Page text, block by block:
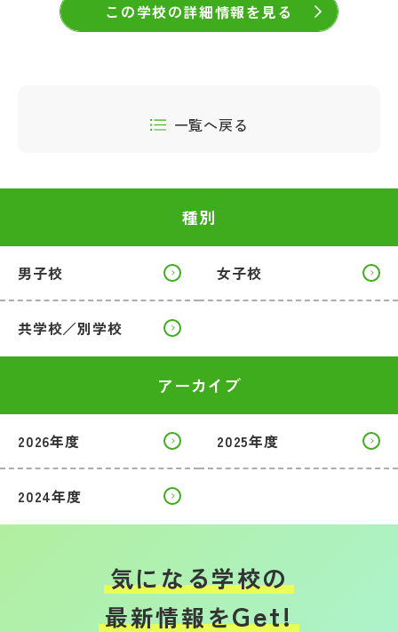
この学校の詳細情報を見る
一覧へ戻る
種別
男子校 女子校
共学校／別学校
アーカイブ
2026年度 2025年度
2024年度
気になる学校の
最新情報をGet!